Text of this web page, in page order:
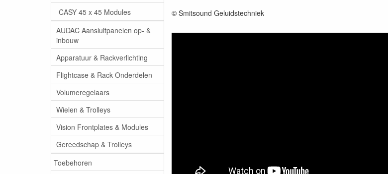
CASY 45 x 45 Modules
AUDAC Aansluitpanelen op- &
inbouw
Apparatuur & Rackverlichting
Flightcase & Rack Onderdelen
Volumeregelaars
Wielen & Trolleys
Vision Frontplates & Modules
Gereedschap & Trolleys
Toebehoren
© Smitsound Geluidstechniek